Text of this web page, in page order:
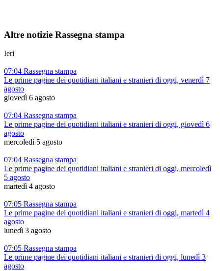
Altre notizie Rassegna stampa
Ieri
07:04 Rassegna stampa
Le prime pagine dei quotidiani italiani e stranieri di oggi, venerdì 7
agosto
giovedì 6 agosto
07:04 Rassegna stampa
Le prime pagine dei quotidiani italiani e stranieri di oggi, giovedì 6
agosto
mercoledì 5 agosto
07:04 Rassegna stampa
Le prime pagine dei quotidiani italiani e stranieri di oggi, mercoledì
5 agosto
martedì 4 agosto
07:05 Rassegna stampa
Le prime pagine dei quotidiani italiani e stranieri di oggi, martedì 4
agosto
lunedì 3 agosto
07:05 Rassegna stampa
Le prime pagine dei quotidiani italiani e stranieri di oggi, lunedì 3
agosto